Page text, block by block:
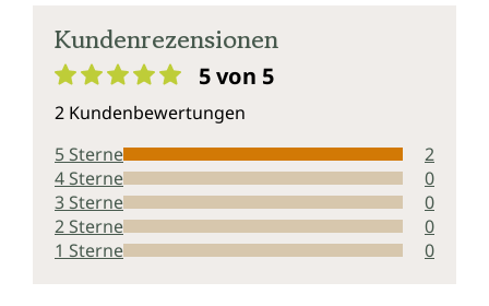
Kundenrezensionen
5 von 5
2 Kundenbewertungen
5 Sterne
2
4 Sterne
0
3 Sterne
0
2 Sterne
0
1 Sterne
0